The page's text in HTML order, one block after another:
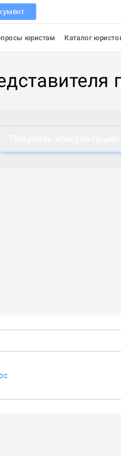
юристам Каталог